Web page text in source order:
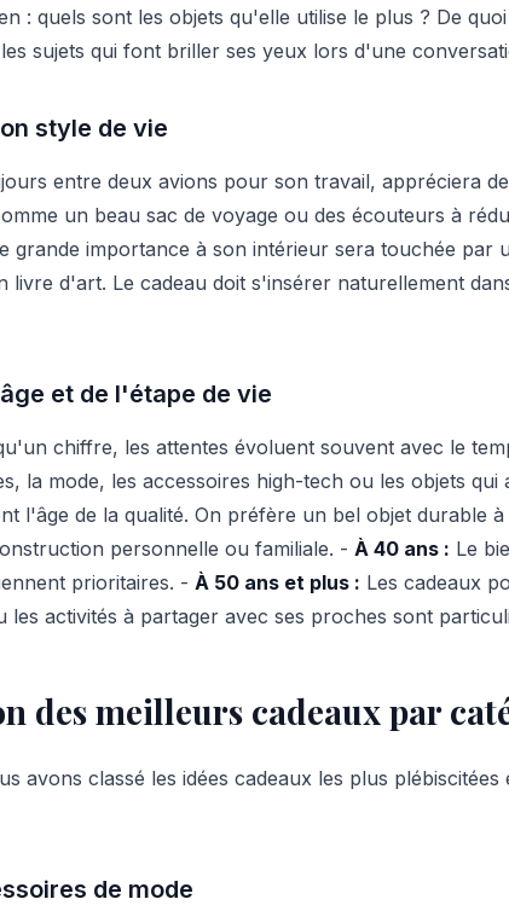
: quels sont les objets qu'elle utilise le plus ? De
sujets qui font briller ses yeux lors d'une
style de vie
entre deux avions pour son travail, appréciera
un beau sac de voyage ou des écouteurs à
grande importance à son intérieur sera touchée par
livre d'art. Le cadeau doit s'insérer naturellement
et de l'étape de vie
chiffre, les attentes évoluent souvent avec le
la mode, les accessoires high-tech ou les objets qui
l'âge de la qualité. On préfère un bel objet durable
personnelle ou familiale. - À 40 ans : Le
prioritaires. - À 50 ans et plus : Les cadeaux
les activités à partager avec ses proches sont
des meilleurs cadeaux par
avons classé les idées cadeaux les plus plébiscitées
de mode